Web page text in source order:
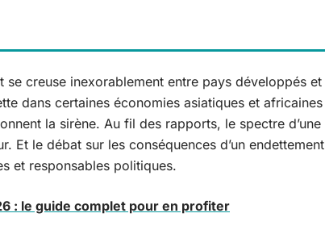
creuse inexorablement entre pays développés et
dans certaines économies asiatiques et africaines
la sirène. Au fil des rapports, le spectre d’une
Et le débat sur les conséquences d’un endettement
et responsables politiques.
: le guide complet pour en profiter